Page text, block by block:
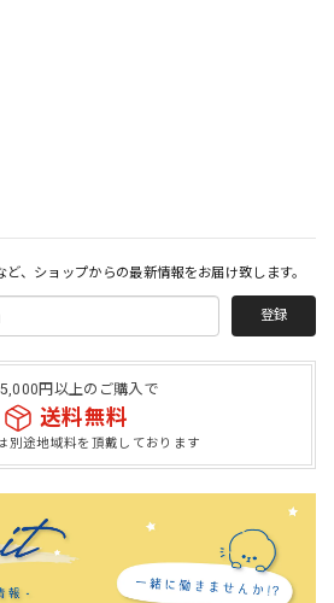
、ショップからの最新情報をお届け致します。
登録
円以上のご購入で
送料無料
別途地域料を頂戴しております